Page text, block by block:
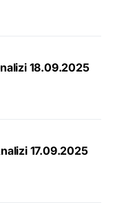
18.09.2025
17.09.2025